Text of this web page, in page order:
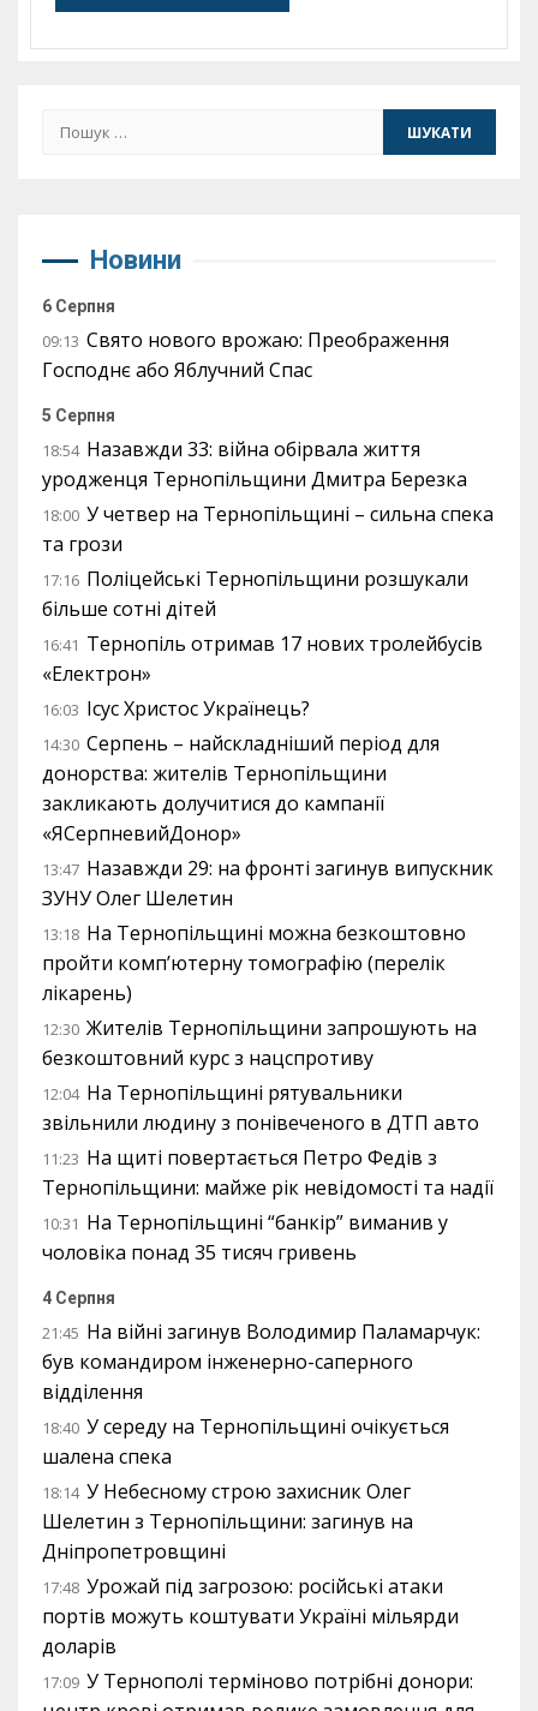
Пошук:
Новини
6 Серпня
09:13 Свято нового врожаю: Преображення
Господнє або Яблучний Спас
5 Серпня
18:54 Назавжди 33: війна обірвала життя
уродженця Тернопільщини Дмитра Березка
18:00 У четвер на Тернопільщині – сильна спека
та грози
17:16 Поліцейські Тернопільщини розшукали
більше сотні дітей
16:41 Тернопіль отримав 17 нових тролейбусів
«Електрон»
16:03 Ісус Христос Українець?
14:30 Серпень – найскладніший період для
донорства: жителів Тернопільщини
закликають долучитися до кампанії
«ЯСерпневийДонор»
13:47 Назавжди 29: на фронті загинув випускник
ЗУНУ Олег Шелетин
13:18 На Тернопільщині можна безкоштовно
пройти комп’ютерну томографію (перелік
лікарень)
12:30 Жителів Тернопільщини запрошують на
безкоштовний курс з нацспротиву
12:04 На Тернопільщині рятувальники
звільнили людину з понівеченого в ДТП авто
11:23 На щиті повертається Петро Федів з
Тернопільщини: майже рік невідомості та надії
10:31 На Тернопільщині “банкір” виманив у
чоловіка понад 35 тисяч гривень
4 Серпня
21:45 На війні загинув Володимир Паламарчук:
був командиром інженерно-саперного
відділення
18:40 У середу на Тернопільщині очікується
шалена спека
18:14 У Небесному строю захисник Олег
Шелетин з Тернопільщини: загинув на
Дніпропетровщині
17:48 Урожай під загрозою: російські атаки
портів можуть коштувати Україні мільярди
доларів
17:09 У Тернополі терміново потрібні донори: